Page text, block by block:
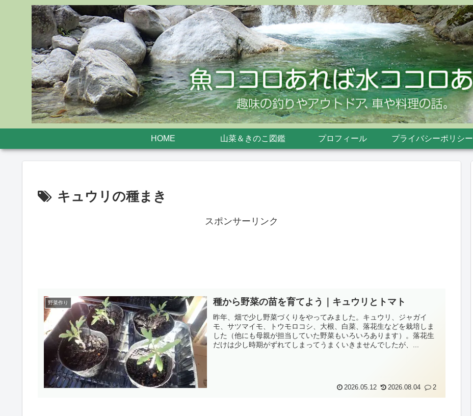
HOME 山菜＆きのこ図鑑 プロフィール プライバシーポリシー
キュウリの種まき
スポンサーリンク
野菜作り 種から野菜の苗を育てよう｜キュウリとトマト
昨年、畑で少し野菜づくりをやってみました。キュウリ、ジャガイ
モ、サツマイモ、トウモロコシ、大根、白菜、落花生などを栽培しま
した（他にも母親が担当していた野菜もいろいろあります）。落花生
だけは少し時期がずれてしまってうまくいきませんでしたが、...
2026.05.12 2026.08.04 2